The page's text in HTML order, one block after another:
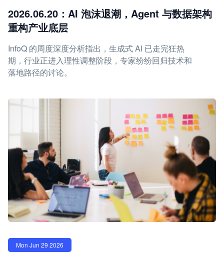
2026.06.20：AI 泡沫退潮，Agent 与数据架构
重构产业底层
InfoQ 的周度深度分析指出，生成式 AI 已走完狂热
期，行业正进入理性调整阶段，专家纷纷回归技术和
落地路径的讨论。
Mon Jun 29 2026